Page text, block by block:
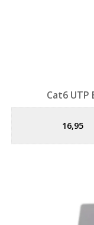
Cat6
16,95